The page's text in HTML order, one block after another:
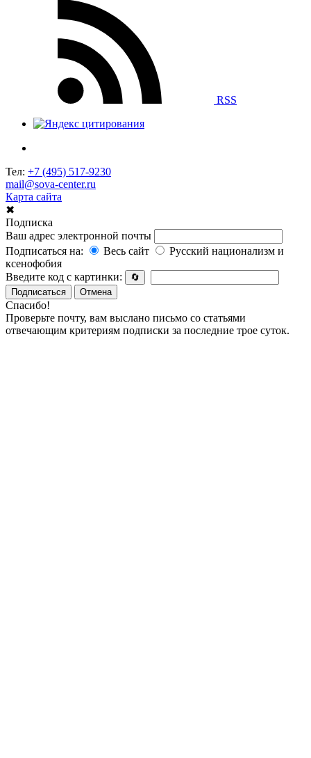
RSS
Тел: +7 (495) 517-9230
mail@sova-center.ru
Карта сайта
✖
Подписка
Ваш адрес электронной почты
Подписаться на:
Весь сайт
Русский национализм и
ксенофобия
Введите код с картинки:
🔄
Подписаться
Отмена
Спасибо!
Проверьте почту, вам выслано письмо со статьями
отвечающим критериям подписки за последние трое суток.